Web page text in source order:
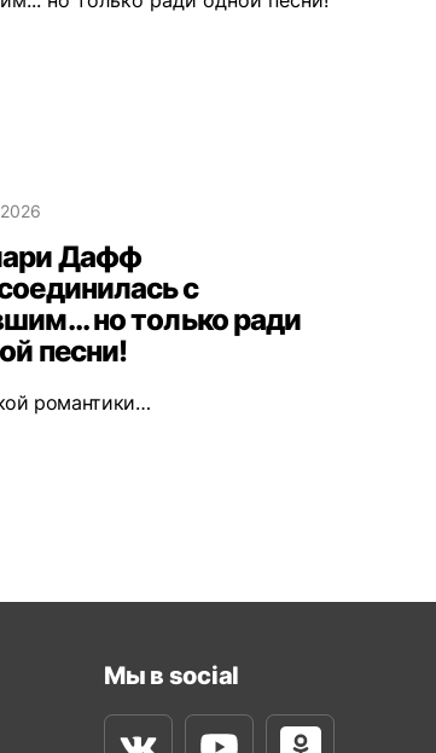
Дафф
с
но только ради
песни!
романтики…
Мы в social